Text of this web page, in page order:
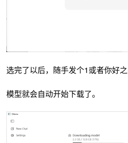
选完了以后，随手发个1或者你好之
模型就会自动开始下载了。